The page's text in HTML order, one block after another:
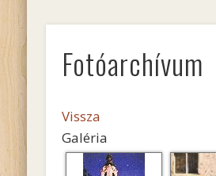
Fotóarchívum
Vissza
Galéria